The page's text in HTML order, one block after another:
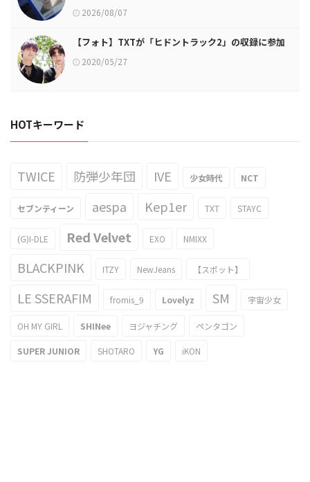
2026/08/07
【フォト】TXTが「ヒドントラック2」の収録に参加
2020/05/27
HOTキーワード
TWICE 防弾少年団 IVE 少女時代 NCT
セブンティーン aespa Kep1er TXT STAYC
(G)I-DLE Red Velvet EXO NMIXX
BLACKPINK ITZY NewJeans 【スポット】
LE SSERAFIM fromis_9 Lovelyz SM 宇宙少女
OH MY GIRL SHINee ヨジャチング ペンタゴン
SUPER JUNIOR SHOTARO YG iKON